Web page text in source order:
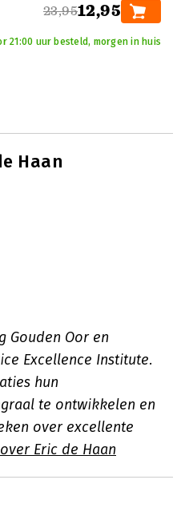
23,9512,95
21:00 uur besteld, morgen in huis
Haan
Gouden Oor en
Excellence Institute.
hun
te ontwikkelen en
over excellente
Eric de Haan